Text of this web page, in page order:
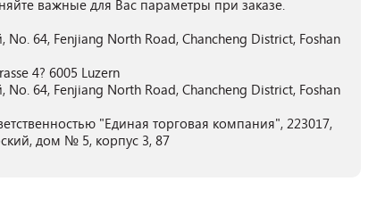
важные для Вас параметры при заказе.
64, Fenjiang North Road, Chancheng District, Foshan
4? 6005 Luzern
64, Fenjiang North Road, Chancheng District, Foshan
"Единая торговая компания", 223017,
дом № 5, корпус 3, 87